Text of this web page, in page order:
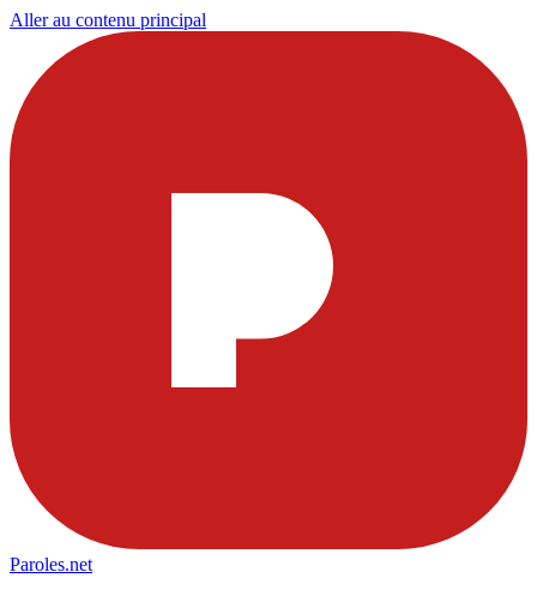
Aller au contenu principal
Paroles.net